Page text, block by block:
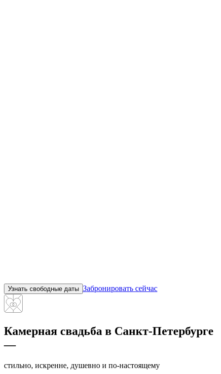
Узнать свободные даты Забронировать сейчас
Камерная свадьба в Санкт-Петербурге
—
стильно, искренне, душевно и по‑настоящему